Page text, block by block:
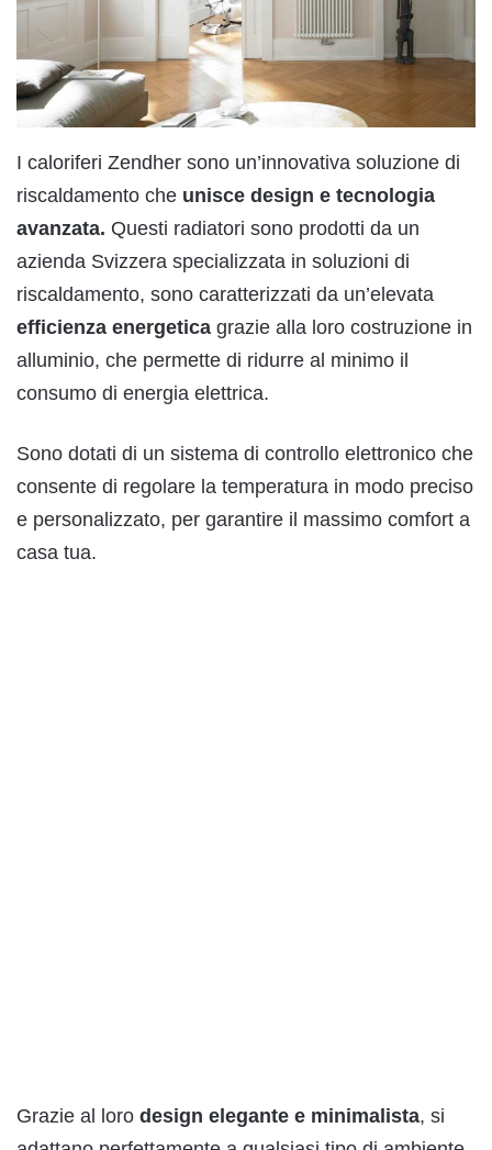
I caloriferi Zendher sono un’innovativa soluzione di
riscaldamento che unisce design e tecnologia
avanzata. Questi radiatori sono prodotti da un
azienda Svizzera specializzata in soluzioni di
riscaldamento, sono caratterizzati da un’elevata
efficienza energetica grazie alla loro costruzione in
alluminio, che permette di ridurre al minimo il
consumo di energia elettrica.
Sono dotati di un sistema di controllo elettronico che
consente di regolare la temperatura in modo preciso
e personalizzato, per garantire il massimo comfort a
casa tua.
Grazie al loro design elegante e minimalista, si